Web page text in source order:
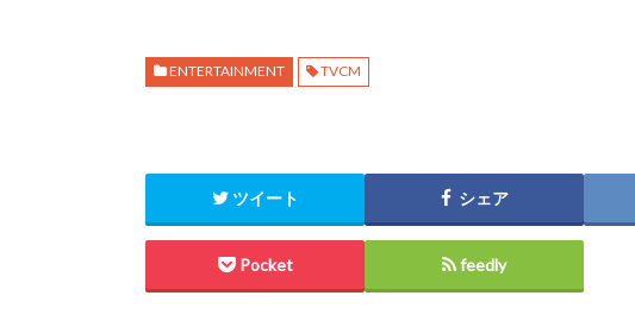
ENTERTAINMENT TVCM
ツイート シェア
Pocket feedly